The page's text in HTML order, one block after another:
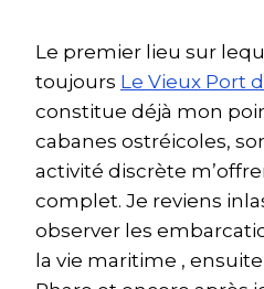
Le premier lieu sur
toujours Le Vieux Port
constitue déjà mon
cabanes ostréicoles,
activité discrète
complet. Je reviens
observer les
la vie maritime ,